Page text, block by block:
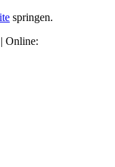
springen.
| Online: